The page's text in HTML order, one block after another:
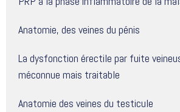
Anatomie, des veines du pénis
La dysfonction érectile par fuite
méconnue mais traitable
Anatomie des veines du testicule